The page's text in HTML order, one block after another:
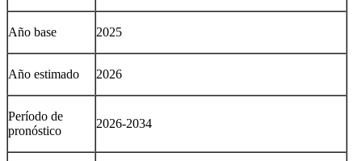
Año base 2025
Año estimado 2026
Período de
pronóstico
2026-2034